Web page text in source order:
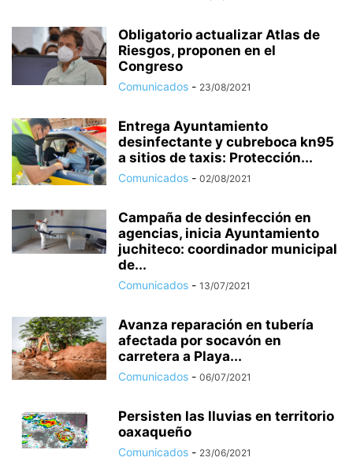
Obligatorio actualizar Atlas de
Riesgos, proponen en el
Congreso
Comunicados - 23/08/2021
Entrega Ayuntamiento
desinfectante y cubreboca kn95
a sitios de taxis: Protección...
Comunicados - 02/08/2021
Campaña de desinfección en
agencias, inicia Ayuntamiento
juchiteco: coordinador municipal
de...
Comunicados - 13/07/2021
Avanza reparación en tubería
afectada por socavón en
carretera a Playa...
Comunicados - 06/07/2021
Persisten las lluvias en territorio
oaxaqueño
Comunicados - 23/06/2021